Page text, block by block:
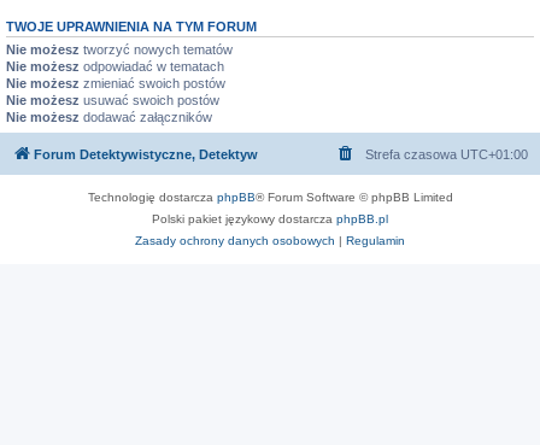
TWOJE UPRAWNIENIA NA TYM FORUM
Nie możesz tworzyć nowych tematów
Nie możesz odpowiadać w tematach
Nie możesz zmieniać swoich postów
Nie możesz usuwać swoich postów
Nie możesz dodawać załączników
Forum Detektywistyczne, Detektyw Strefa czasowa UTC+01:00
Technologię dostarcza phpBB® Forum Software © phpBB Limited
Polski pakiet językowy dostarcza phpBB.pl
Zasady ochrony danych osobowych | Regulamin